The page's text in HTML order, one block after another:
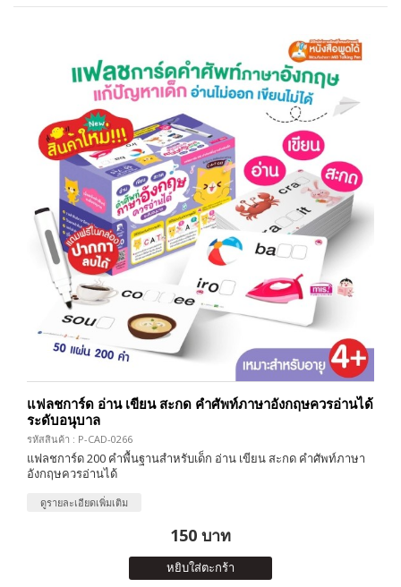
แฟลชการ์ด อ่าน เขียน สะกด คำศัพท์ภาษาอังกฤษควรอ่านได้
ระดับอนุบาล
รหัสสินค้า : P-CAD-0266
แฟลชการ์ด 200 คำพื้นฐานสำหรับเด็ก อ่าน เขียน สะกด คำศัพท์ภาษา
อังกฤษควรอ่านได้
ดูรายละเอียดเพิ่มเติม
150 บาท
หยิบใส่ตะกร้า